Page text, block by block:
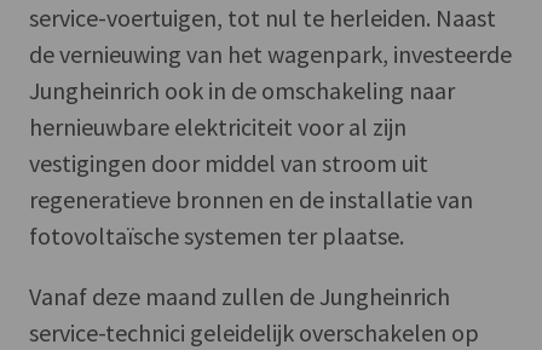
service-voertuigen, tot nul te herleiden. Naast
de vernieuwing van het wagenpark, investeerde
Jungheinrich ook in de omschakeling naar
hernieuwbare elektriciteit voor al zijn
vestigingen door middel van stroom uit
regeneratieve bronnen en de installatie van
fotovoltaïsche systemen ter plaatse.
Vanaf deze maand zullen de Jungheinrich
service-technici geleidelijk overschakelen op